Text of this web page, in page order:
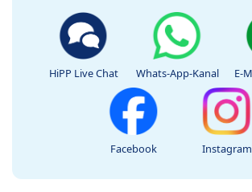
HiPP Live Chat Whats-App-Kanal E-
Facebook Instagram